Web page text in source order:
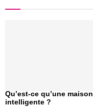
Qu’est-ce qu’une maison
intelligente ?